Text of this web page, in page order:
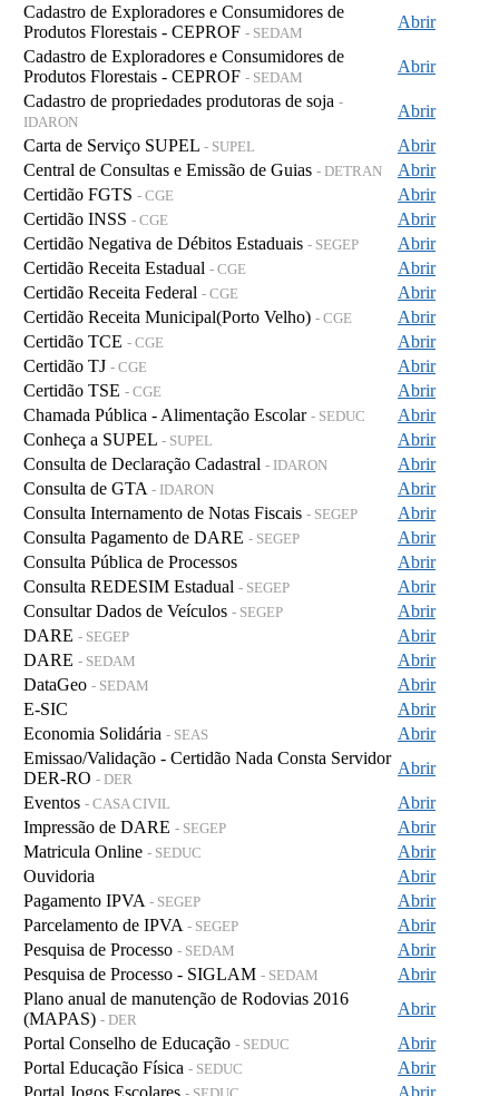
Cadastro de Exploradores e Consumidores de
Produtos Florestais - CEPROF - SEDAM
Abrir
Cadastro de Exploradores e Consumidores de
Produtos Florestais - CEPROF - SEDAM
Abrir
Cadastro de propriedades produtoras de soja -
IDARON
Abrir
Carta de Serviço SUPEL - SUPEL
Abrir
Central de Consultas e Emissão de Guias - DETRAN
Abrir
Certidão FGTS - CGE
Abrir
Certidão INSS - CGE
Abrir
Certidão Negativa de Débitos Estaduais - SEGEP
Abrir
Certidão Receita Estadual - CGE
Abrir
Certidão Receita Federal - CGE
Abrir
Certidão Receita Municipal(Porto Velho) - CGE
Abrir
Certidão TCE - CGE
Abrir
Certidão TJ - CGE
Abrir
Certidão TSE - CGE
Abrir
Chamada Pública - Alimentação Escolar - SEDUC
Abrir
Conheça a SUPEL - SUPEL
Abrir
Consulta de Declaração Cadastral - IDARON
Abrir
Consulta de GTA - IDARON
Abrir
Consulta Internamento de Notas Fiscais - SEGEP
Abrir
Consulta Pagamento de DARE - SEGEP
Abrir
Consulta Pública de Processos
Abrir
Consulta REDESIM Estadual - SEGEP
Abrir
Consultar Dados de Veículos - SEGEP
Abrir
DARE - SEGEP
Abrir
DARE - SEDAM
Abrir
DataGeo - SEDAM
Abrir
E-SIC
Abrir
Economia Solidária - SEAS
Abrir
Emissao/Validação - Certidão Nada Consta Servidor
DER-RO - DER
Abrir
Eventos - CASA CIVIL
Abrir
Impressão de DARE - SEGEP
Abrir
Matricula Online - SEDUC
Abrir
Ouvidoria
Abrir
Pagamento IPVA - SEGEP
Abrir
Parcelamento de IPVA - SEGEP
Abrir
Pesquisa de Processo - SEDAM
Abrir
Pesquisa de Processo - SIGLAM - SEDAM
Abrir
Plano anual de manutenção de Rodovias 2016
(MAPAS) - DER
Abrir
Portal Conselho de Educação - SEDUC
Abrir
Portal Educação Física - SEDUC
Abrir
Portal Jogos Escolares
Abrir